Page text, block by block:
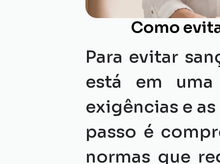
Como
Para evitar
está em
exigências e
passo é
normas que